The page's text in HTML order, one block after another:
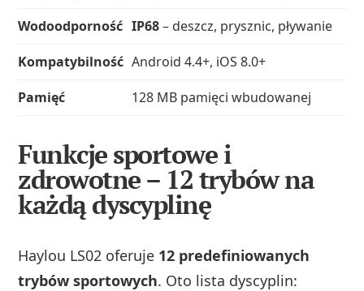
Wodoodporność IP68– deszcz, prysznic, pływanie
Kompatybilność Android 4.4+, iOS 8.0+
Pamięć
128 MB pamięci wbudowanej
Funkcje sportowe i
zdrowotne – 12 trybów na
każdą dyscyplinę
Haylou LS02 oferuje 12 predefiniowanych
trybów sportowych. Oto lista dyscyplin: